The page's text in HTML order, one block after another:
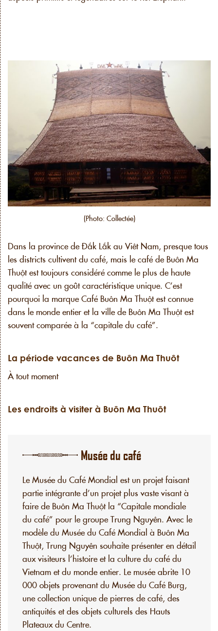
(Photo: Collectée)
Dans la province de Đắk Lắk au Viêt Nam, presque tous
les districts cultivent du café, mais le café de Buôn Ma
Thuột est toujours considéré comme le plus de haute
qualité avec un goût caractéristique unique. C’est
pourquoi la marque Café Buôn Ma Thuột est connue
dans le monde entier et la ville de Buôn Ma Thuột est
souvent comparée à la “capitale du café”.
La période vacances de Buôn Ma Thuôt
À tout moment
Les endroits à visiter à Buôn Ma Thuôt
Musée du café
Le Musée du Café Mondial est un projet faisant
partie intégrante d’un projet plus vaste visant à
faire de Buôn Ma Thuột la “Capitale mondiale
du café” pour le groupe Trung Nguyên. Avec le
modèle du Musée du Café Mondial à Buôn Ma
Thuột, Trung Nguyên souhaite présenter en détail
aux visiteurs l’histoire et la culture du café du
Vietnam et du monde entier. Le musée abrite 10
000 objets provenant du Musée du Café Burg,
une collection unique de pierres de café, des
antiquités et des objets culturels des Hauts
Plateaux du Centre.